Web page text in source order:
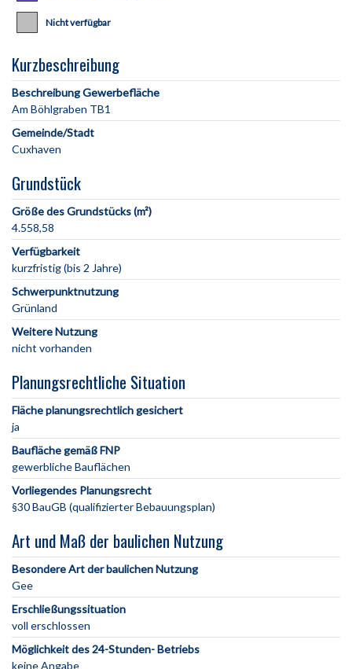
Nicht verfügbar
Kurzbeschreibung
Beschreibung Gewerbefläche
Gemeinde/Stadt
Grundstück
Größe des Grundstücks (m²)
4.558,58
Verfügbarkeit
kurzfristig (bis 2 Jahre)
Schwerpunktnutzung
Grünland
Weitere Nutzung
nicht vorhanden
Planungsrechtliche Situation
Fläche planungsrechtlich gesichert
ja
Baufläche gemäß FNP
gewerbliche Bauflächen
Vorliegendes Planungsrecht
§30 BauGB (qualifizierter Bebauungsplan)
Art und Maß der baulichen Nutzung
Besondere Art der baulichen Nutzung
Gee
Erschließungssituation
voll erschlossen
Möglichkeit des 24-Stunden- Betriebs
keine Angabe